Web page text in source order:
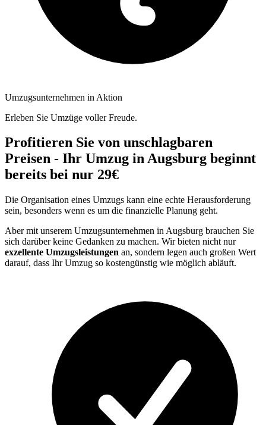
Umzugsunternehmen in Aktion
Erleben Sie Umzüge voller Freude.
Profitieren Sie von unschlagbaren
Preisen - Ihr Umzug in Augsburg beginnt
bereits bei nur 29€
Die Organisation eines Umzugs kann eine echte Herausforderung
sein, besonders wenn es um die finanzielle Planung geht.
Aber mit unserem Umzugsunternehmen in Augsburg brauchen Sie
sich darüber keine Gedanken zu machen. Wir bieten nicht nur
exzellente Umzugsleistungen an, sondern legen auch großen Wert
darauf, dass Ihr Umzug so kostengünstig wie möglich abläuft.